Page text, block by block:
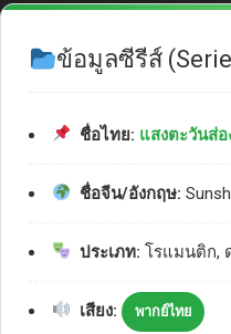
ข้อมูลซีรีส์
ชื่อไทย: แสงตะวันส่อ
ชื่อจีน/อังกฤษ:
ประเภท: โรแมนติก,
เสียง: พากย์ไทย